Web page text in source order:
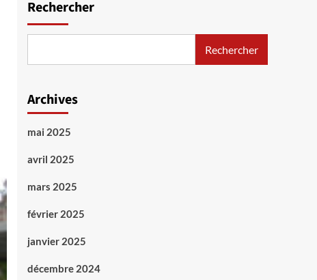
Rechercher
Rechercher
Archives
mai 2025
avril 2025
mars 2025
février 2025
janvier 2025
décembre 2024